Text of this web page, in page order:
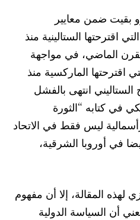
بقيت ضمن معايير
اقترحتها الستالينية منذ
الماضي، في مواجهة
اقترحتها الماركسية منذ
انتهى بالفشل
في كتابه “الثورة
ليس فقط في الاتحاد
في أوروبا الشرقية،
المقالة، إلا أن مفهوم
أن السياسة الدولية